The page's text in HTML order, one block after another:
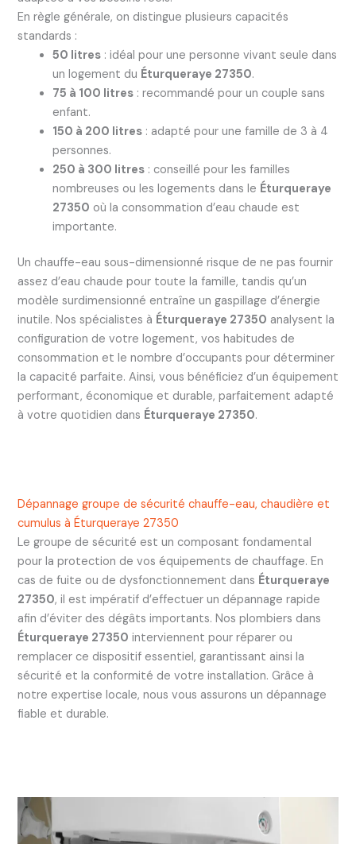
En règle générale, on distingue plusieurs capacités
standards :
50 litres: idéal pour une personne vivant seule dans
un logement du Éturqueraye 27350.
75 à 100 litres: recommandé pour un couple sans
enfant.
150 à 200 litres: adapté pour une famille de 3 à 4
personnes.
250 à 300 litres: conseillé pour les familles
nombreuses ou les logements dans le Éturqueraye
27350 où la consommation d’eau chaude est
importante.
Un chauffe-eau sous-dimensionné risque de ne pas fournir
assez d’eau chaude pour toute la famille, tandis qu’un
modèle surdimensionné entraîne un gaspillage d’énergie
inutile. Nos spécialistes à Éturqueraye 27350 analysent la
configuration de votre logement, vos habitudes de
consommation et le nombre d’occupants pour déterminer
la capacité parfaite. Ainsi, vous bénéficiez d’un équipement
performant, économique et durable, parfaitement adapté
à votre quotidien dans Éturqueraye 27350.
Dépannage groupe de sécurité chauffe-eau, chaudière et
cumulus à Éturqueraye 27350
Le groupe de sécurité est un composant fondamental
pour la protection de vos équipements de chauffage. En
cas de fuite ou de dysfonctionnement dans Éturqueraye
27350, il est impératif d’effectuer un dépannage rapide
afin d’éviter des dégâts importants. Nos plombiers dans
Éturqueraye 27350 interviennent pour réparer ou
remplacer ce dispositif essentiel, garantissant ainsi la
sécurité et la conformité de votre installation. Grâce à
notre expertise locale, nous vous assurons un dépannage
fiable et durable.